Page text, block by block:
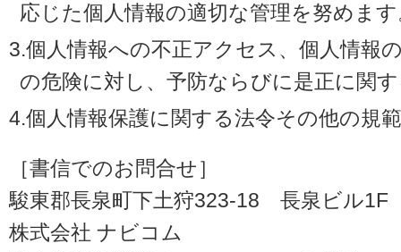
応じた個人情報の適切な管理を努めま
3.個人情報への不正アクセス、個人情報
の危険に対し、予防ならびに是正に関
4.個人情報保護に関する法令その他の規
［書信でのお問合せ］
駿東郡長泉町下土狩323-18 長泉ビル1F
株式会社 ナビコム